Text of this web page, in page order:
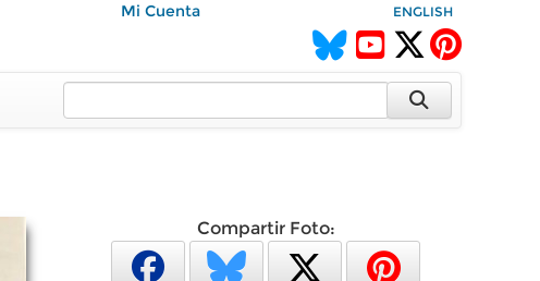
Mi Cuenta ENGLISH
Compartir Foto: